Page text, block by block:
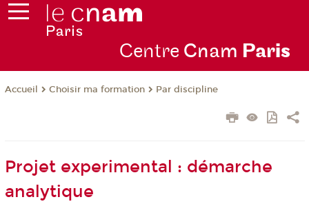
Centre Cnam Paris
Accueil Choisir ma formation Par discipline
Projet experimental : démarche
analytique